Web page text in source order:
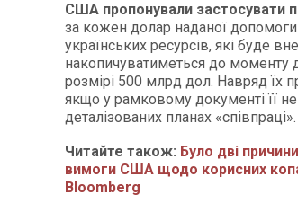
США пропонували застосувати
за кожен долар наданої
українських ресурсів, які буде
накопичуватиметься до моменту
розмірі 500 млрд дол. Навряд їх
якщо у рамковому документі її не
деталізованих планах «співпраці».
Читайте також: Було дві
вимоги США щодо корисних
Bloomberg